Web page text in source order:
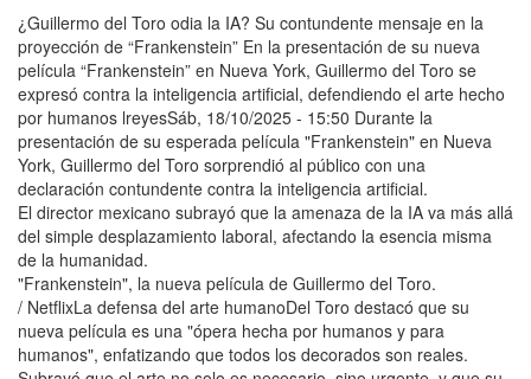
¿Guillermo del Toro odia la IA? Su contundente mensaje en la
proyección de “Frankenstein” En la presentación de su nueva
película “Frankenstein” en Nueva York, Guillermo del Toro se
expresó contra la inteligencia artificial, defendiendo el arte hecho
por humanos lreyesSáb, 18/10/2025 - 15:50 Durante la
presentación de su esperada película "Frankenstein" en Nueva
York, Guillermo del Toro sorprendió al público con una
declaración contundente contra la inteligencia artificial.
El director mexicano subrayó que la amenaza de la IA va más allá
del simple desplazamiento laboral, afectando la esencia misma
de la humanidad.
"Frankenstein", la nueva película de Guillermo del Toro.
/ NetflixLa defensa del arte humanoDel Toro destacó que su
nueva película es una "ópera hecha por humanos y para
humanos", enfatizando que todos los decorados son reales.